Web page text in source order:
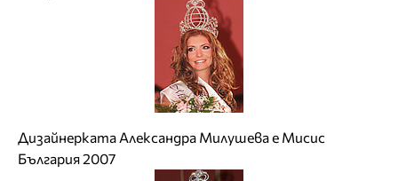
Дизайнерката Александра Милушева е Мисис
България 2007